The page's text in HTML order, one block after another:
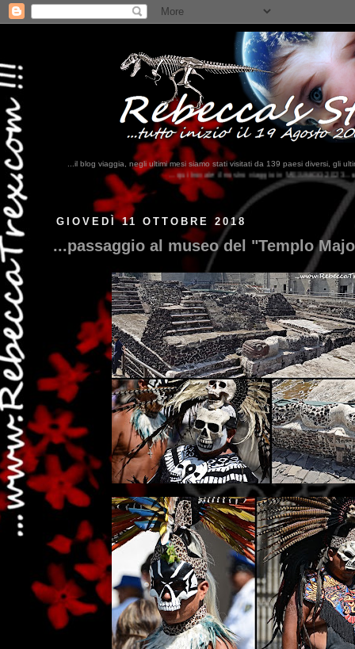
...il blog viaggia, negli ultimi mesi siamo stati visitati da 139 paesi diversi, gli
...qui trovate il nostro viaggio in MESSICO 2023...clikka qui !!!
GIOVEDÌ 11 OTTOBRE 2018
...passaggio al museo del "Templo